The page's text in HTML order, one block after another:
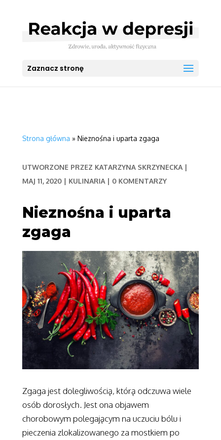
Zaznacz stronę
Strona główna » Nieznośna i uparta zgaga
UTWORZONE PRZEZ KATARZYNA SKRZYNECKA|
MAJ 11, 2020| KULINARIA| 0 KOMENTARZY
Nieznośna i uparta
zgaga
Zgaga jest dolegliwością, którą odczuwa wiele
osób dorosłych. Jest ona objawem
chorobowym polegającym na uczuciu bólu i
pieczenia zlokalizowanego za mostkiem po